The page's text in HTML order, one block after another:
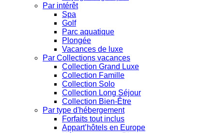
Par intérêt
Spa
Golf
Parc aquatique
Plongée
Vacances de luxe
Par Collections vacances
Collection Grand Luxe
Collection Famille
Collection Solo
Collection Long Séjour
Collection Bien-Être
Par type d'hébergement
Forfaits tout inclus
Appart’hôtels en Europe